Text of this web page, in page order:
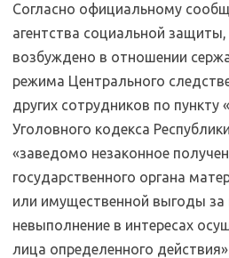
Согласно официальному
агентства социальной
возбуждено в отношении
режима Центрального
других сотрудников по пункту
Уголовного кодекса
«заведомо незаконное
государственного органа
или имущественной выгоды за
невыполнение в интересах
лица определенного